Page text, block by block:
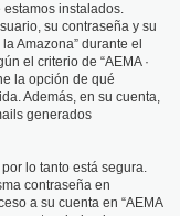
instalados.
su contraseña y su
Amazona” durante el
el criterio de “AEMA ·
la opción de qué
Además, en su cuenta,
generados
lo tanto está segura.
contraseña en
a su cuenta en “AEMA